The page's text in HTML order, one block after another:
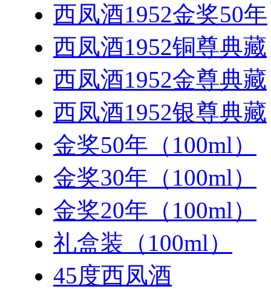
西凤酒1952金奖50年
西凤酒1952铜尊典藏
西凤酒1952金尊典藏
西凤酒1952银尊典藏
金奖50年（100ml）
金奖30年（100ml）
金奖20年（100ml）
礼盒装（100ml）
45度西凤酒